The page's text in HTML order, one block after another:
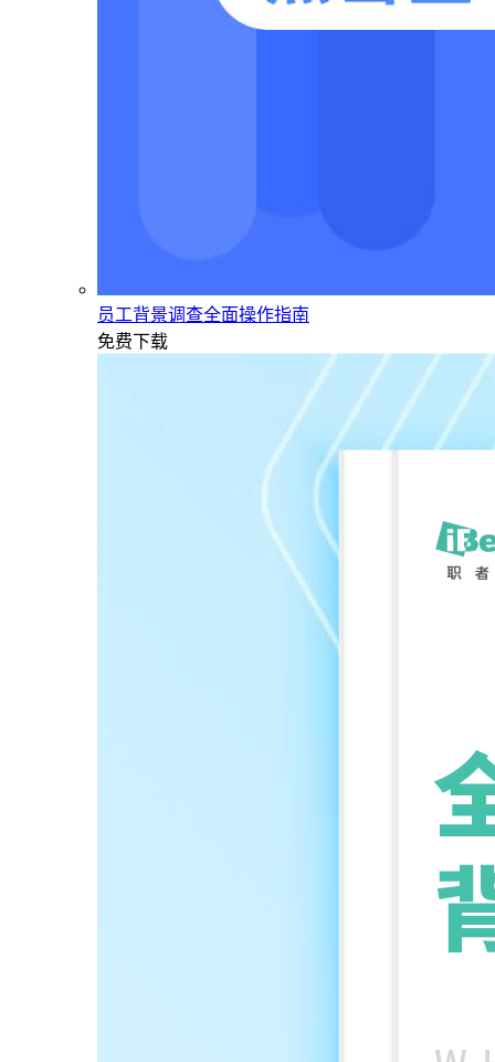
员工背景调查全面操作指南
免费下载